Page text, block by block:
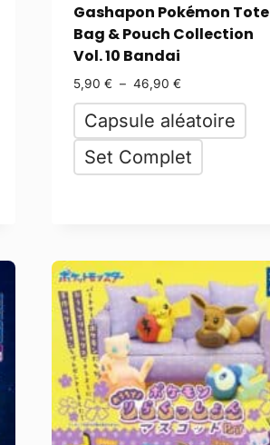
Gashapon Pokémon Tote
Bag & Pouch Collection
Vol. 10 Bandai
5,90 € – 46,90 €
Capsule aléatoire
Set Complet